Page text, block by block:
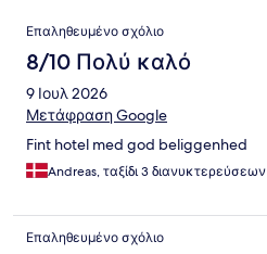
Σχόλια
Επαληθευμένο σχόλιο
8/10 Πολύ καλό
9 Ιουλ 2026
Μετάφραση Google
Fint hotel med god beliggenhed
Andreas, ταξίδι 3 διανυκτερεύσεων
Επαληθευμένο σχόλιο